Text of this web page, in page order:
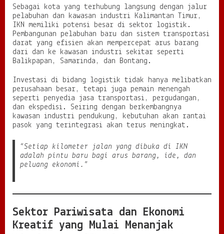
Sebagai kota yang terhubung langsung dengan jalur
pelabuhan dan kawasan industri Kalimantan Timur,
IKN memiliki potensi besar di sektor logistik.
Pembangunan pelabuhan baru dan sistem transportasi
darat yang efisien akan mempercepat arus barang
dari dan ke kawasan industri sekitar seperti
Balikpapan, Samarinda, dan Bontang.
Investasi di bidang logistik tidak hanya melibatkan
perusahaan besar, tetapi juga pemain menengah
seperti penyedia jasa transportasi, pergudangan,
dan ekspedisi. Seiring dengan berkembangnya
kawasan industri pendukung, kebutuhan akan rantai
pasok yang terintegrasi akan terus meningkat.
“Setiap kilometer jalan yang dibuka di IKN
adalah pintu baru bagi arus barang, ide, dan
peluang ekonomi.”
Sektor Pariwisata dan Ekonomi
Kreatif yang Mulai Menanjak